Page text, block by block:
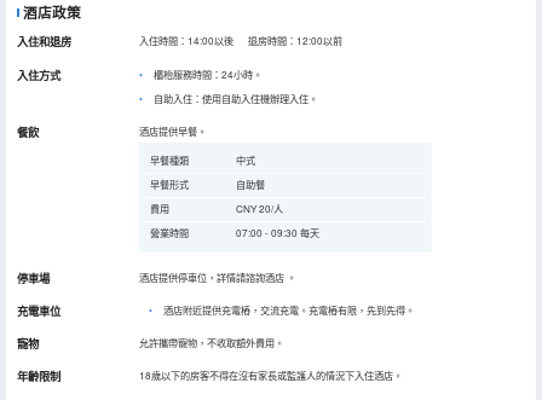
酒店政策
入住和退房 入住時間：14:00以後 退房時間：12:00以前
入住方式
櫃枱服務時間：24小時。
自助入住：使用自助入住機辦理入住。
餐飲 酒店提供早餐。
早餐種類
中式
早餐形式
自助餐
費用
CNY 20/人
營業時間
07:00 - 09:30 每天
停車場 酒店提供停車位，詳情請諮詢酒店 。
充電車位 • 酒店附近提供充電樁，交流充電。充電樁有限，先到先得。
寵物 允許攜帶寵物，不收取額外費用。
年齡限制 18歲以下的房客不得在沒有家長或監護人的情況下入住酒店。